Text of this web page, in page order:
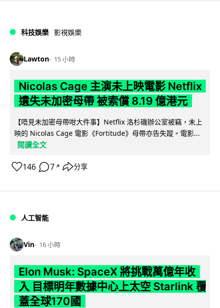
科技娛樂 影視娛樂
Lawton 15 小時
Nicolas Cage 主演未上映電影 Netflix
遺失未加密母帶 被索償 8.19 億港元
【唔見未加密母帶咁大件事】Netflix 洛杉磯辦公室被竊，未上
映的 Nicolas Cage 電影《Fortitude》母帶亦告失蹤。電影...
閱讀全文
146 7 ↗ 分享
人工智能
Vin 16 小時
Elon Musk: SpaceX 將挑戰萬億年收
入 目標明年數據中心上太空 Starlink 覆
蓋全球170國